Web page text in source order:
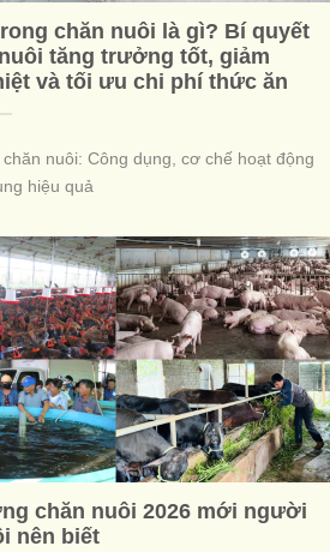
chăn nuôi là gì? Bí quyết
tăng trưởng tốt, giảm
và tối ưu chi phí thức ăn
nuôi: Công dụng, cơ chế hoạt động
hiệu quả
chăn nuôi 2026 mới người
nên biết